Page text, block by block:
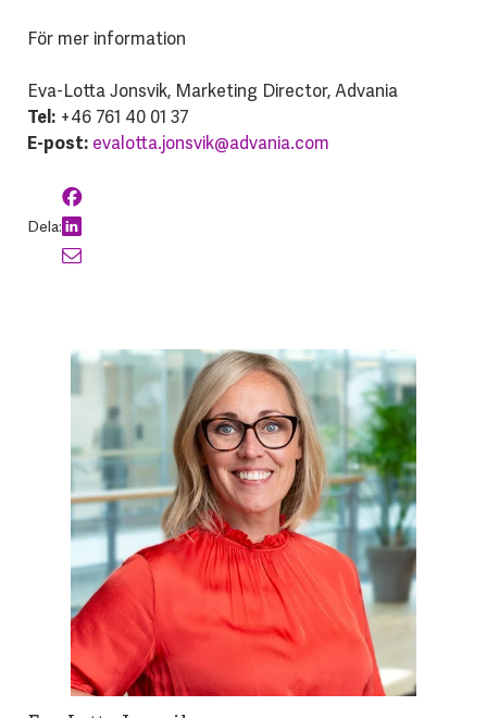
För mer information
Eva-Lotta Jonsvik, Marketing Director, Advania
Tel:+46 761 40 01 37
E-post: evalotta.jonsvik@advania.com
Dela: